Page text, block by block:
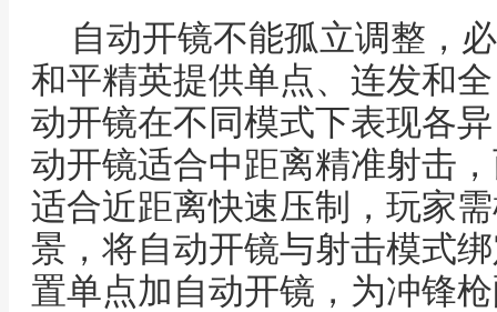
自动开镜不能孤立调整，
和平精英提供单点、连发和
动开镜在不同模式下表现各
动开镜适合中距离精准射击
适合近距离快速压制，玩家
景，将自动开镜与射击模式
置单点加自动开镜，为冲锋